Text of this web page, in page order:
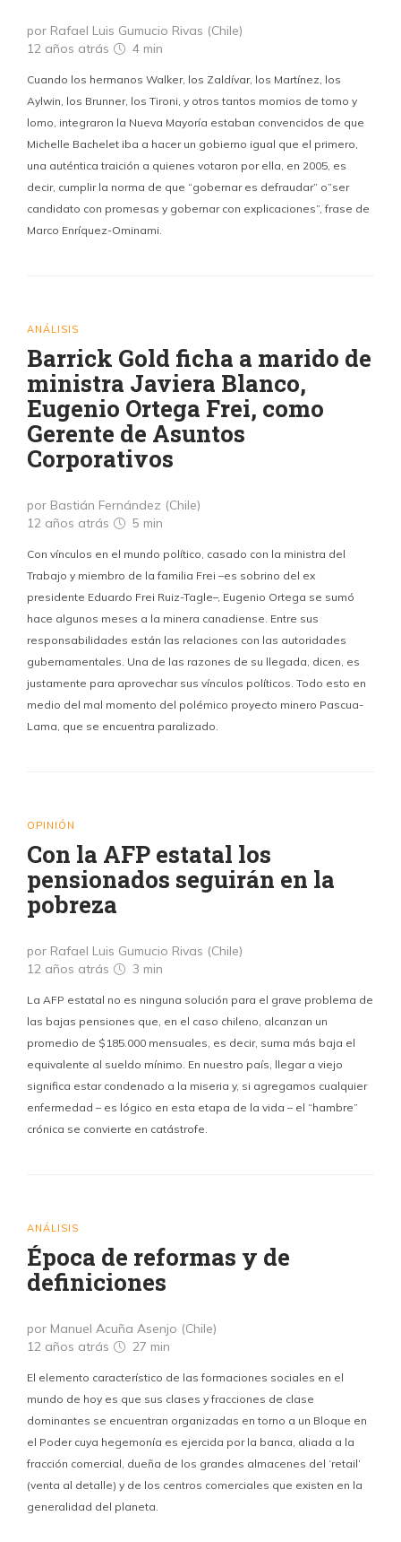
por Rafael Luis Gumucio Rivas (Chile)
12 años atrás
4 min
Cuando los hermanos Walker, los Zaldívar, los Martínez, los
Aylwin, los Brunner, los Tironi, y otros tantos momios de tomo y
lomo, integraron la Nueva Mayoría estaban convencidos de que
Michelle Bachelet iba a hacer un gobierno igual que el primero,
una auténtica traición a quienes votaron por ella, en 2005, es
decir, cumplir la norma de que “gobernar es defraudar” o”ser
candidato con promesas y gobernar con explicaciones”, frase de
Marco Enríquez-Ominami.
ANÁLISIS
Barrick Gold ficha a marido de
ministra Javiera Blanco,
Eugenio Ortega Frei, como
Gerente de Asuntos
Corporativos
por Bastián Fernández (Chile)
12 años atrás
5 min
Con vínculos en el mundo político, casado con la ministra del
Trabajo y miembro de la familia Frei –es sobrino del ex
presidente Eduardo Frei Ruiz-Tagle–, Eugenio Ortega se sumó
hace algunos meses a la minera canadiense. Entre sus
responsabilidades están las relaciones con las autoridades
gubernamentales. Una de las razones de su llegada, dicen, es
justamente para aprovechar sus vínculos políticos. Todo esto en
medio del mal momento del polémico proyecto minero Pascua-
Lama, que se encuentra paralizado.
OPINIÓN
Con la AFP estatal los
pensionados seguirán en la
pobreza
por Rafael Luis Gumucio Rivas (Chile)
12 años atrás
3 min
La AFP estatal no es ninguna solución para el grave problema de
las bajas pensiones que, en el caso chileno, alcanzan un
promedio de $185.000 mensuales, es decir, suma más baja el
equivalente al sueldo mínimo. En nuestro país, llegar a viejo
significa estar condenado a la miseria y, si agregamos cualquier
enfermedad – es lógico en esta etapa de la vida – el “hambre”
crónica se convierte en catástrofe.
ANÁLISIS
Época de reformas y de
definiciones
por Manuel Acuña Asenjo (Chile)
12 años atrás
27 min
El elemento característico de las formaciones sociales en el
mundo de hoy es que sus clases y fracciones de clase
dominantes se encuentran organizadas en torno a un Bloque en
el Poder cuya hegemonía es ejercida por la banca, aliada a la
fracción comercial, dueña de los grandes almacenes del ‘retail’
(venta al detalle) y de los centros comerciales que existen en la
generalidad del planeta.